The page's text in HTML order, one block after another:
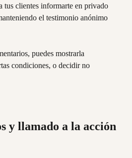
tus clientes informarte en privado
el testimonio anónimo
puedes mostrarla
condiciones, o decidir no
y llamado a la acción